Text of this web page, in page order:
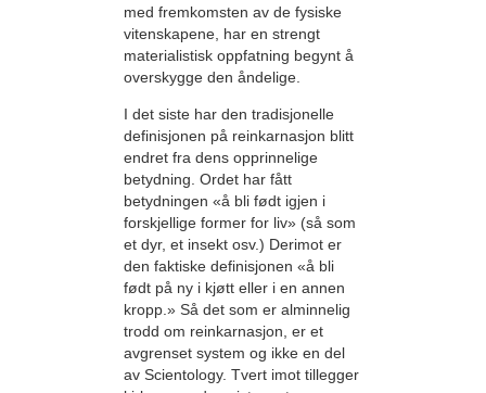
med fremkomsten av de fysiske
vitenskapene, har en strengt
materialistisk oppfatning begynt å
overskygge den åndelige.
I det siste har den tradisjonelle
definisjonen på reinkarnasjon blitt
endret fra dens opprinnelige
betydning. Ordet har fått
betydningen «å bli født igjen i
forskjellige former for liv» (så som
et dyr, et insekt osv.) Derimot er
den faktiske definisjonen «å bli
født på ny i kjøtt eller i en annen
kropp.» Så det som er alminnelig
trodd om reinkarnasjon, er et
avgrenset system og ikke en del
av Scientology. Tvert imot tillegger